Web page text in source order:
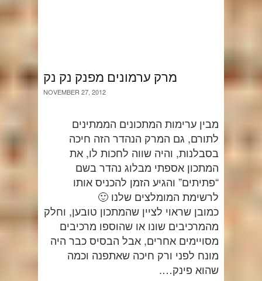
מרק ערמונים מפנק נק נק
NOVEMBER 27, 2012
מבין ערימות המתכונים הממתינים
לתורם, גם המרק הנהדר הזה חיכה
בסבלנות, והיה שווה לחכות לו, את
המתכון אספתי מבלוג נהדר בשם
“פתיתים” והגיע הזמן להכניס אותו
לרשימת המומלצים שלנו 🙂
כמובן שראוי לציין שהמתכון טובען, וחלק
מהמרכיבים שונו או שהוספו מרכיבים
מסויימים אחרים, אבל הבסיס כבר היה
מונח לפני ורק חיכה שאתפנה וכמה
שהוא פינק….